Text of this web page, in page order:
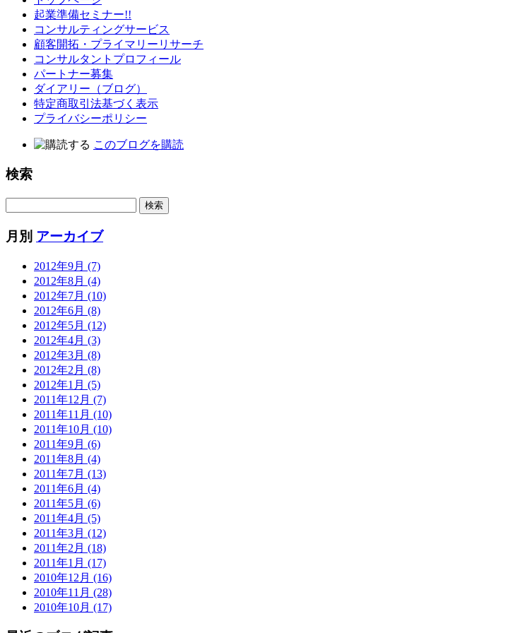
起業準備セミナー!!
コンサルティングサービス
顧客開拓・プライマリーリサーチ
コンサルタントプロフィール
パートナー募集
ダイアリー（ブログ）
特定商取引法基づく表示
プライバシーポリシー
このブログを購読
検索
月別 アーカイブ
2012年9月 (7)
2012年8月 (4)
2012年7月 (10)
2012年6月 (8)
2012年5月 (12)
2012年4月 (3)
2012年3月 (8)
2012年2月 (8)
2012年1月 (5)
2011年12月 (7)
2011年11月 (10)
2011年10月 (10)
2011年9月 (6)
2011年8月 (4)
2011年7月 (13)
2011年6月 (4)
2011年5月 (6)
2011年4月 (5)
2011年3月 (12)
2011年2月 (18)
2011年1月 (17)
2010年12月 (16)
2010年11月 (28)
2010年10月 (17)